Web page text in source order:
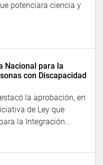
potenciara ciencia y
Nacional para la
con Discapacidad
la aprobación, en
de Ley que
la Integración...